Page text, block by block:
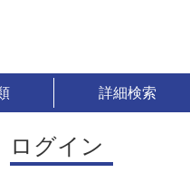
詳細検索
ログイン